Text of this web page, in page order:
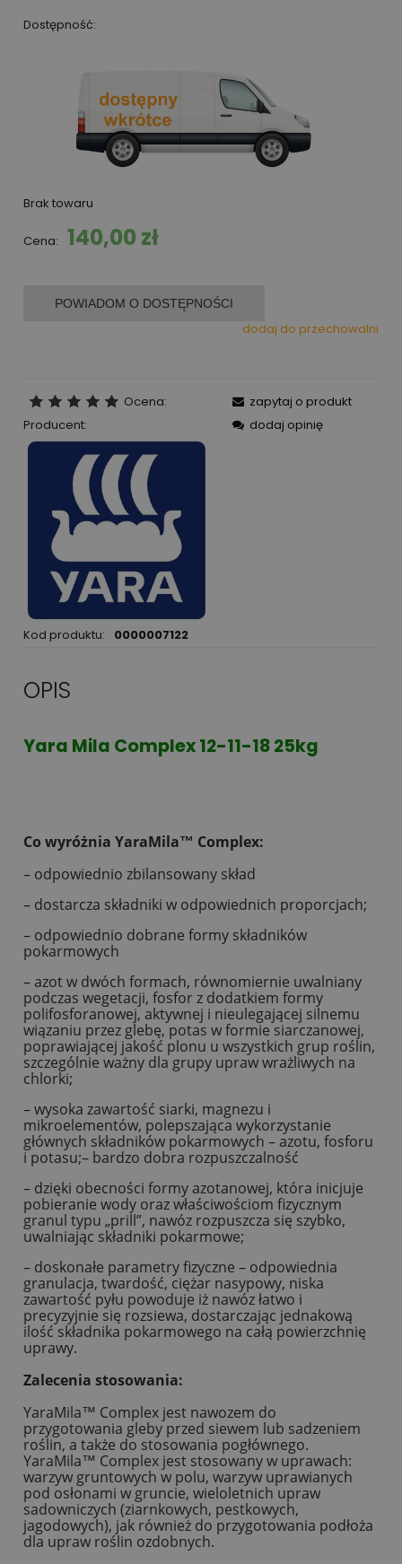
Dostępność:
Brak towaru
Cena: 140,00 zł
POWIADOM O DOSTĘPNOŚCI
dodaj do przechowalni
Ocena:
Producent:
Kod produktu: 0000007122
zapytaj o produkt
dodaj opinię
OPIS
Yara Mila Complex 12-11-18 25kg
Co wyróżnia YaraMila™ Complex:
– odpowiednio zbilansowany skład
– dostarcza składniki w odpowiednich proporcjach;
– odpowiednio dobrane formy składników
pokarmowych
– azot w dwóch formach, równomiernie uwalniany
podczas wegetacji, fosfor z dodatkiem formy
polifosforanowej, aktywnej i nieulegającej silnemu
wiązaniu przez glebę, potas w formie siarczanowej,
poprawiającej jakość plonu u wszystkich grup roślin,
szczególnie ważny dla grupy upraw wrażliwych na
chlorki;
– wysoka zawartość siarki, magnezu i
mikroelementów, polepszająca wykorzystanie
głównych składników pokarmowych – azotu, fosforu
i potasu;– bardzo dobra rozpuszczalność
– dzięki obecności formy azotanowej, która inicjuje
pobieranie wody oraz właściwościom fizycznym
granul typu „prill”, nawóz rozpuszcza się szybko,
uwalniając składniki pokarmowe;
– doskonałe parametry fizyczne – odpowiednia
granulacja, twardość, ciężar nasypowy, niska
zawartość pyłu powoduje iż nawóz łatwo i
precyzyjnie się rozsiewa, dostarczając jednakową
ilość składnika pokarmowego na całą powierzchnię
uprawy.
Zalecenia stosowania:
YaraMila™ Complex jest nawozem do
przygotowania gleby przed siewem lub sadzeniem
roślin, a także do stosowania pogłównego.
YaraMila™ Complex jest stosowany w uprawach:
warzyw gruntowych w polu, warzyw uprawianych
pod osłonami w gruncie, wieloletnich upraw
sadowniczych (ziarnkowych, pestkowych,
jagodowych), jak również do przygotowania podłoża
dla upraw roślin ozdobnych.